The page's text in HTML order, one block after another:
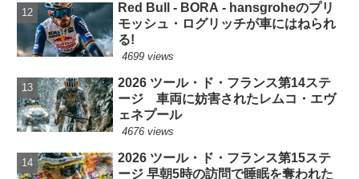
Red Bull - BORA - hansgroheのプリ
モッシュ・ログリッチが車にはねられ
る!
4699 views
2026 ツール・ド・フランス第14ステ
ージ 車両に妨害されたレムコ・エヴ
ェネプール
4676 views
2026 ツール・ド・フランス第15ステ
ージ 早朝5時の訪問で睡眠を奪われた